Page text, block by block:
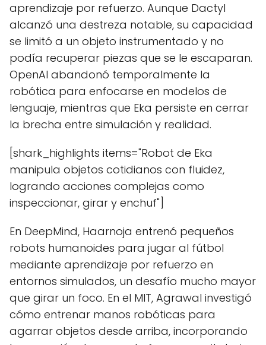
aprendizaje por refuerzo. Aunque Dactyl
alcanzó una destreza notable, su capacidad
se limitó a un objeto instrumentado y no
podía recuperar piezas que se le escaparan.
OpenAI abandonó temporalmente la
robótica para enfocarse en modelos de
lenguaje, mientras que Eka persiste en cerrar
la brecha entre simulación y realidad.
[shark_highlights items="Robot de Eka
manipula objetos cotidianos con fluidez,
logrando acciones complejas como
inspeccionar, girar y enchuf"]
En DeepMind, Haarnoja entrenó pequeños
robots humanoides para jugar al fútbol
mediante aprendizaje por refuerzo en
entornos simulados, un desafío mucho mayor
que girar un foco. En el MIT, Agrawal investigó
cómo entrenar manos robóticas para
agarrar objetos desde arriba, incorporando